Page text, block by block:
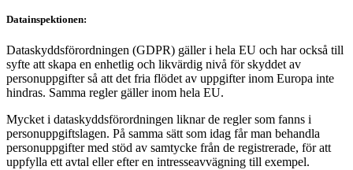
Datainspektionen:
Dataskyddsförordningen (GDPR) gäller i hela EU och har också till
syfte att skapa en enhetlig och likvärdig nivå för skyddet av
personuppgifter så att det fria flödet av uppgifter inom Europa inte
hindras. Samma regler gäller inom hela EU.
Mycket i dataskyddsförordningen liknar de regler som fanns i
personuppgiftslagen. På samma sätt som idag får man behandla
personuppgifter med stöd av samtycke från de registrerade, för att
uppfylla ett avtal eller efter en intresseavvägning till exempel.